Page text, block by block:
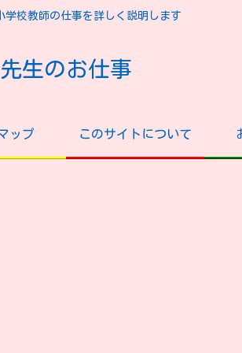
学校教師の仕事を詳しく説明します
先生のお仕事
ップ このサイトについて